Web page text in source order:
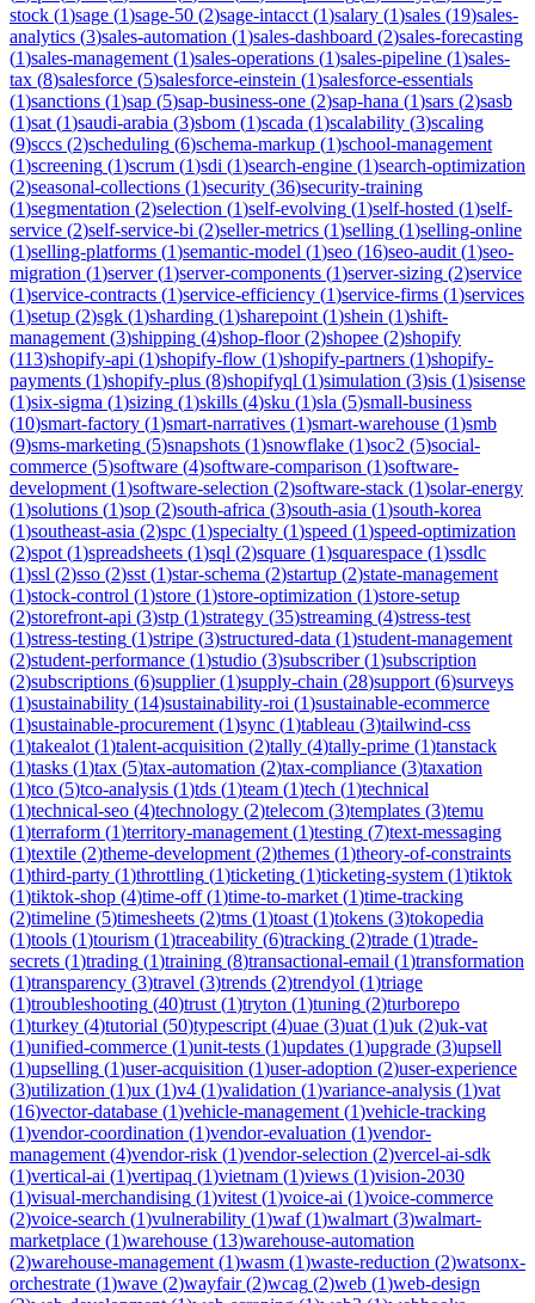
stock (1)sage (1)sage-50 (2)sage-intacct (1)salary (1)sales (19)sales-
analytics (3)sales-automation (1)sales-dashboard (2)sales-forecasting
(1)sales-management (1)sales-operations (1)sales-pipeline (1)sales-
tax (8)salesforce (5)salesforce-einstein (1)salesforce-essentials
(1)sanctions (1)sap (5)sap-business-one (2)sap-hana (1)sars (2)sasb
(1)sat (1)saudi-arabia (3)sbom (1)scada (1)scalability (3)scaling
(9)sccs (2)scheduling (6)schema-markup (1)school-management
(1)screening (1)scrum (1)sdi (1)search-engine (1)search-optimization
(2)seasonal-collections (1)security (36)security-training
(1)segmentation (2)selection (1)self-evolving (1)self-hosted (1)self-
service (2)self-service-bi (2)seller-metrics (1)selling (1)selling-online
(1)selling-platforms (1)semantic-model (1)seo (16)seo-audit (1)seo-
migration (1)server(1)server-components (1)server-sizing (2)service
(1)service-contracts (1)service-efficiency (1)service-firms (1)services
(1)setup (2)sgk (1)sharding (1)sharepoint (1)shein (1)shift-
management (3)shipping (4)shop-floor(2)shopee (2)shopify
(113)shopify-api (1)shopify-flow (1)shopify-partners (1)shopify-
payments (1)shopify-plus (8)shopifyql (1)simulation (3)sis (1)sisense
(1)six-sigma (1)sizing (1)skills (4)sku (1)sla (5)small-business
(10)smart-factory (1)smart-narratives (1)smart-warehouse (1)smb
(9)sms-marketing (5)snapshots (1)snowflake (1)soc2 (5)social-
commerce (5)software (4)software-comparison (1)software-
development (1)software-selection (2)software-stack (1)solar-energy
(1)solutions (1)sop (2)south-africa (3)south-asia (1)south-korea
(1)southeast-asia (2)spc (1)specialty (1)speed (1)speed-optimization
(2)spot (1)spreadsheets (1)sql (2)square (1)squarespace (1)ssdlc
(1)ssl (2)sso (2)sst (1)star-schema (2)startup (2)state-management
(1)stock-control (1)store (1)store-optimization (1)store-setup
(2)storefront-api (3)stp (1)strategy (35)streaming (4)stress-test
(1)stress-testing (1)stripe (3)structured-data (1)student-management
(2)student-performance (1)studio (3)subscriber(1)subscription
(2)subscriptions (6)supplier(1)supply-chain (28)support (6)surveys
(1)sustainability (14)sustainability-roi (1)sustainable-ecommerce
(1)sustainable-procurement (1)sync (1)tableau (3)tailwind-css
(1)takealot (1)talent-acquisition (2)tally (4)tally-prime (1)tanstack
(1)tasks (1)tax (5)tax-automation (2)tax-compliance (3)taxation
(1)tco (5)tco-analysis (1)tds (1)team (1)tech (1)technical
(1)technical-seo (4)technology (2)telecom (3)templates (3)temu
(1)terraform (1)territory-management (1)testing (7)text-messaging
(1)textile (2)theme-development (2)themes (1)theory-of-constraints
(1)third-party (1)throttling (1)ticketing (1)ticketing-system (1)tiktok
(1)tiktok-shop (4)time-off(1)time-to-market (1)time-tracking
(2)timeline (5)timesheets (2)tms (1)toast (1)tokens (3)tokopedia
(1)tools (1)tourism (1)traceability (6)tracking (2)trade (1)trade-
secrets (1)trading (1)training (8)transactional-email (1)transformation
(1)transparency (3)travel (3)trends (2)trendyol (1)triage
(1)troubleshooting (40)trust (1)tryton (1)tuning (2)turborepo
(1)turkey (4)tutorial (50)typescript (4)uae (3)uat (1)uk (2)uk-vat
(1)unified-commerce (1)unit-tests (1)updates (1)upgrade (3)upsell
(1)upselling (1)user-acquisition (1)user-adoption (2)user-experience
(3)utilization (1)ux (1)v4 (1)validation (1)variance-analysis (1)vat
(16)vector-database (1)vehicle-management (1)vehicle-tracking
(1)vendor-coordination (1)vendor-evaluation (1)vendor-
management (4)vendor-risk (1)vendor-selection (2)vercel-ai-sdk
(1)vertical-ai (1)vertipaq (1)vietnam (1)views (1)vision-2030
(1)visual-merchandising (1)vitest (1)voice-ai (1)voice-commerce
(2)voice-search (1)vulnerability (1)waf(1)walmart (3)walmart-
marketplace (1)warehouse (13)warehouse-automation
(2)warehouse-management (1)wasm (1)waste-reduction (2)watsonx-
orchestrate (1)wave (2)wayfair(2)wcag (2)web (1)web-design